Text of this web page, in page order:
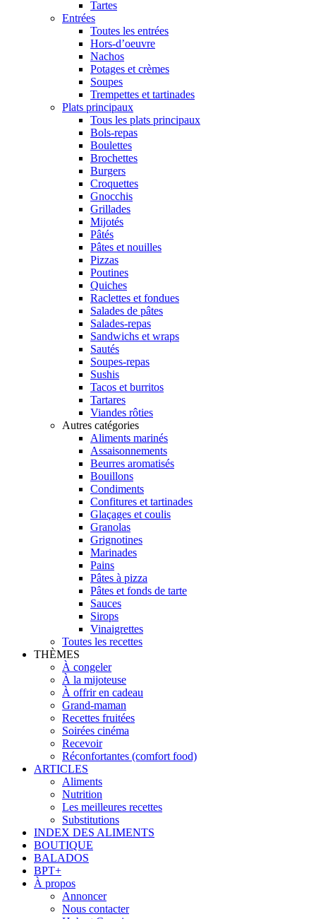
Tartes
Entrées
Toutes les entrées
Hors-d’oeuvre
Nachos
Potages et crèmes
Soupes
Trempettes et tartinades
Plats principaux
Tous les plats principaux
Bols-repas
Boulettes
Brochettes
Burgers
Croquettes
Gnocchis
Grillades
Mijotés
Pâtés
Pâtes et nouilles
Pizzas
Poutines
Quiches
Raclettes et fondues
Salades de pâtes
Salades-repas
Sandwichs et wraps
Sautés
Soupes-repas
Sushis
Tacos et burritos
Tartares
Viandes rôties
Autres catégories
Aliments marinés
Assaisonnements
Beurres aromatisés
Bouillons
Condiments
Confitures et tartinades
Glaçages et coulis
Granolas
Grignotines
Marinades
Pains
Pâtes à pizza
Pâtes et fonds de tarte
Sauces
Sirops
Vinaigrettes
Toutes les recettes
THÈMES
À congeler
À la mijoteuse
À offrir en cadeau
Grand-maman
Recettes fruitées
Soirées cinéma
Recevoir
Réconfortantes (comfort food)
ARTICLES
Aliments
Nutrition
Les meilleures recettes
Substitutions
INDEX DES ALIMENTS
BOUTIQUE
BALADOS
BPT+
À propos
Annoncer
Nous contacter